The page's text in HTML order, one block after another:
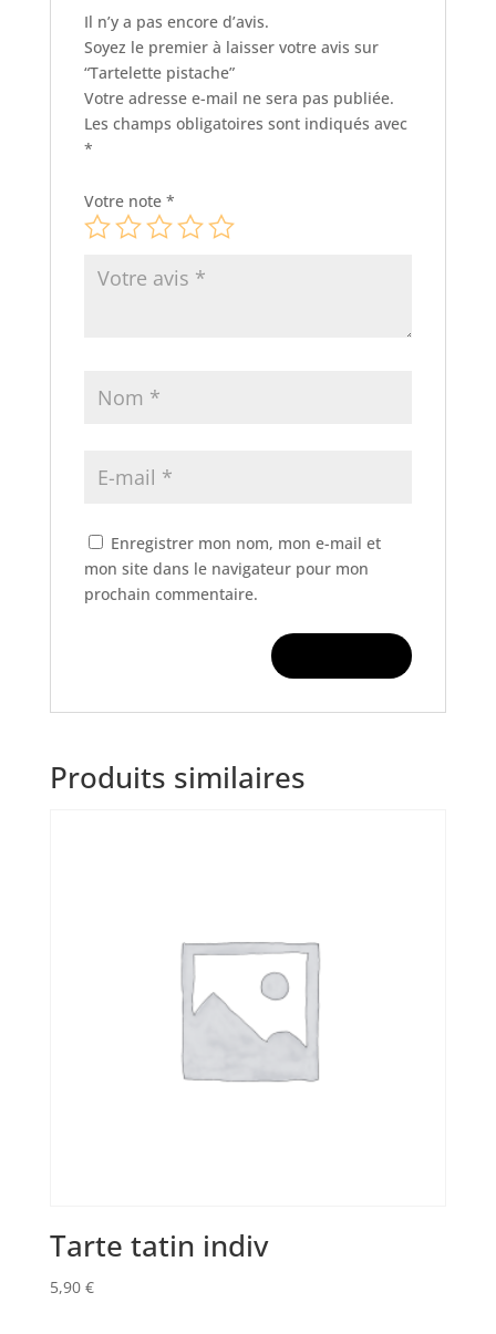
Il n’y a pas encore d’avis.
Soyez le premier à laisser votre avis sur
“Tartelette pistache”
Votre adresse e-mail ne sera pas publiée.
Les champs obligatoires sont indiqués avec
*
Votre note *
Enregistrer mon nom, mon e-mail et
mon site dans le navigateur pour mon
prochain commentaire.
Produits similaires
Tarte tatin indiv
5,90 €